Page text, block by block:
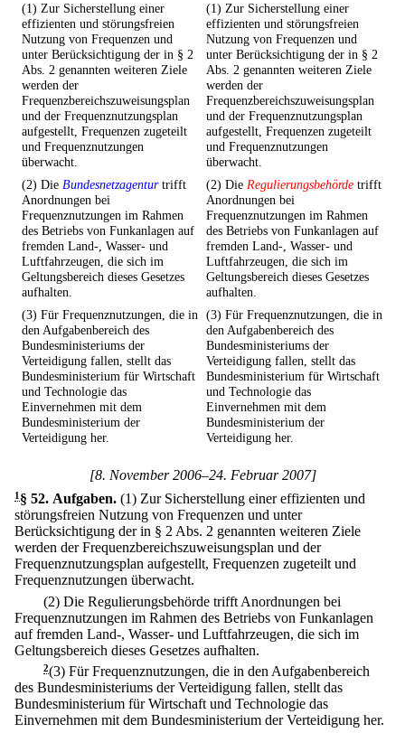
(1) Zur Sicherstellung einer
effizienten und störungsfreien
Nutzung von Frequenzen und
unter Berücksichtigung der in § 2
Abs. 2 genannten weiteren Ziele
werden der
Frequenzbereichszuweisungsplan
und der Frequenznutzungsplan
aufgestellt, Frequenzen zugeteilt
und Frequenznutzungen
überwacht.
(1) Zur Sicherstellung einer
effizienten und störungsfreien
Nutzung von Frequenzen und
unter Berücksichtigung der in § 2
Abs. 2 genannten weiteren Ziele
werden der
Frequenzbereichszuweisungsplan
und der Frequenznutzungsplan
aufgestellt, Frequenzen zugeteilt
und Frequenznutzungen
überwacht.
(2) Die Bundesnetzagenturtrifft
Anordnungen bei
Frequenznutzungen im Rahmen
des Betriebs von Funkanlagen auf
fremden Land-, Wasser- und
Luftfahrzeugen, die sich im
Geltungsbereich dieses Gesetzes
aufhalten.
(2) Die Regulierungsbehörde trifft
Anordnungen bei
Frequenznutzungen im Rahmen
des Betriebs von Funkanlagen auf
fremden Land-, Wasser- und
Luftfahrzeugen, die sich im
Geltungsbereich dieses Gesetzes
aufhalten.
(3) Für Frequenznutzungen, die in
den Aufgabenbereich des
Bundesministeriums der
Verteidigung fallen, stellt das
Bundesministerium für Wirtschaft
und Technologie das
Einvernehmen mit dem
Bundesministerium der
Verteidigung her.
(3) Für Frequenznutzungen, die in
den Aufgabenbereich des
Bundesministeriums der
Verteidigung fallen, stellt das
Bundesministerium für Wirtschaft
und Technologie das
Einvernehmen mit dem
Bundesministerium der
Verteidigung her.
[8. November 2006–24. Februar 2007]
1§ 52. Aufgaben. (1) Zur Sicherstellung einer effizienten und
störungsfreien Nutzung von Frequenzen und unter
Berücksichtigung der in § 2 Abs. 2 genannten weiteren Ziele
werden der Frequenzbereichszuweisungsplan und der
Frequenznutzungsplan aufgestellt, Frequenzen zugeteilt und
Frequenznutzungen überwacht.
(2) Die Regulierungsbehörde trifft Anordnungen bei
Frequenznutzungen im Rahmen des Betriebs von Funkanlagen
auf fremden Land-, Wasser- und Luftfahrzeugen, die sich im
Geltungsbereich dieses Gesetzes aufhalten.
2(3) Für Frequenznutzungen, die in den Aufgabenbereich
des Bundesministeriums der Verteidigung fallen, stellt das
Bundesministerium für Wirtschaft und Technologie das
Einvernehmen mit dem Bundesministerium der Verteidigung her.